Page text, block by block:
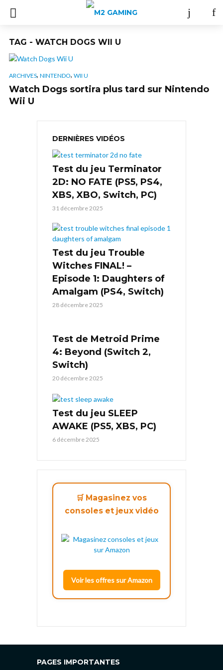
TAG - WATCH DOGS WII U
ARCHIVES, NINTENDO, WII U
Watch Dogs sortira plus tard sur Nintendo
Wii U
DERNIÈRES VIDÉOS
Test du jeu Terminator
2D: NO FATE (PS5, PS4,
XBS, XBO, Switch, PC)
31 décembre 2025
Test du jeu Trouble
Witches FINAL! –
Episode 1: Daughters of
Amalgam (PS4, Switch)
28 décembre 2025
Test de Metroid Prime
4: Beyond (Switch 2,
Switch)
20 décembre 2025
Test du jeu SLEEP
AWAKE (PS5, XBS, PC)
6 décembre 2025
🛒 Magasinez vos
consoles et jeux vidéo
Voir les offres sur Amazon
PAGES IMPORTANTES